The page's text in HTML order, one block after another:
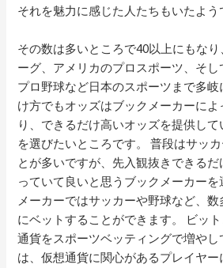
それを魅力に感じた人たちもいたよう
その数は多いところで40以上にもなり
ーグ、アメリカのプロスポーツ、そ
プロ野球など日本のスポーツまで多
け方でもオッズはブックメーカーに
り、できるだけ高いオッズを提供し
を選びたいところです。 普段はサッ
とが多いですが、先入観抜きできる
っていて良いと思うブックメーカーを
メーカーではサッカーや野球など、
にベットすることができます。 ビッ
通貨をスポーツベッティングで増やし
は、仮想通貨に関心があるプレイヤー